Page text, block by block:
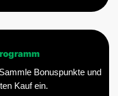
Bonuspunkte und
Kauf ein.